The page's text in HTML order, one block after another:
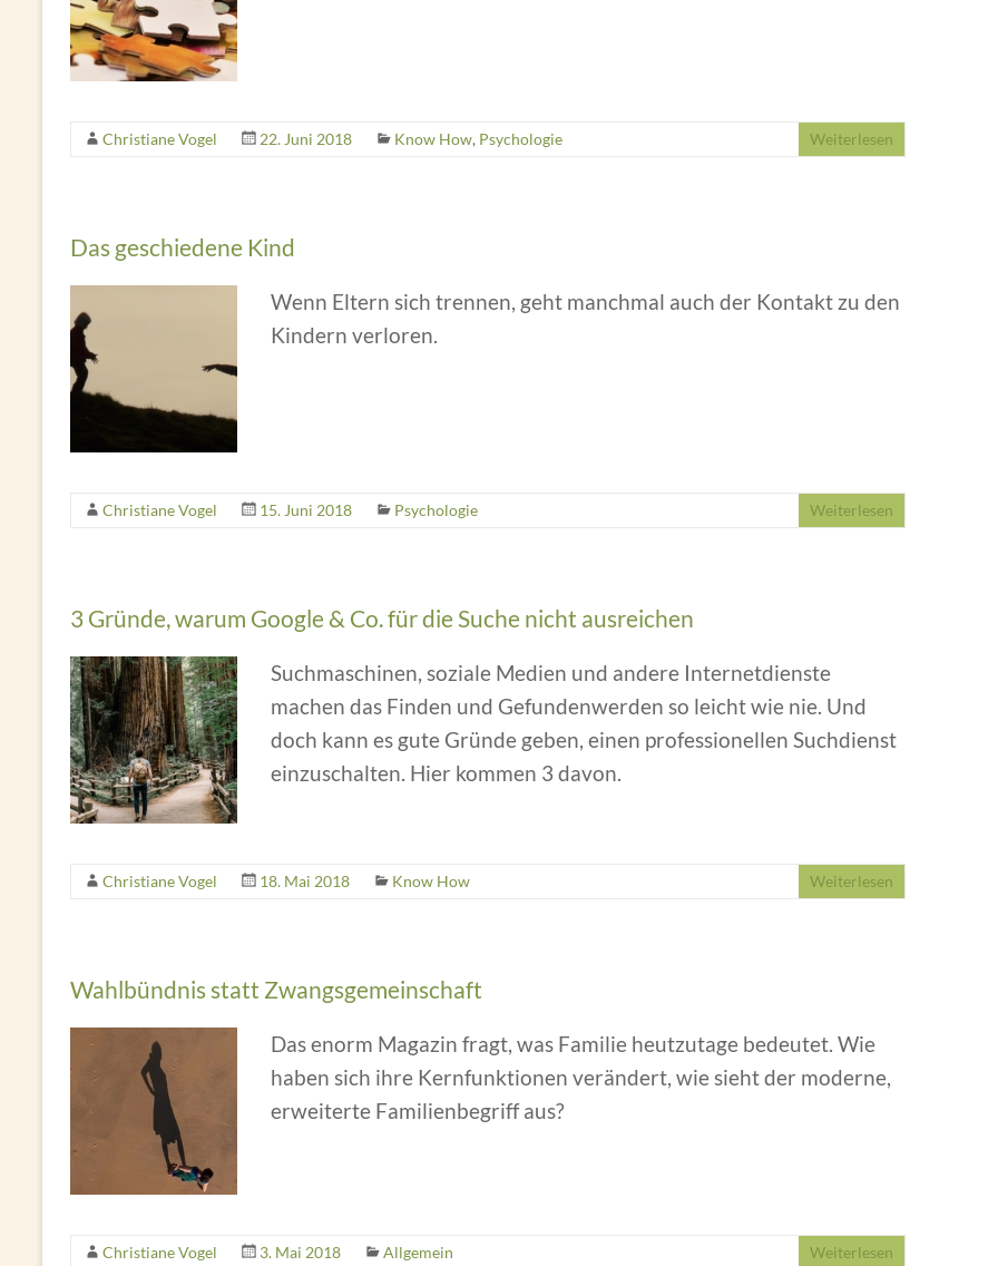
Christiane Vogel 22. Juni 2018 Know How, Psychologie Weiterlesen
Das geschiedene Kind
Wenn Eltern sich trennen, geht manchmal auch der Kontakt zu den
Kindern verloren.
Christiane Vogel 15. Juni 2018 Psychologie Weiterlesen
3 Gründe, warum Google & Co. für die Suche nicht ausreichen
Suchmaschinen, soziale Medien und andere Internetdienste
machen das Finden und Gefundenwerden so leicht wie nie. Und
doch kann es gute Gründe geben, einen professionellen Suchdienst
einzuschalten. Hier kommen 3 davon.
Christiane Vogel 18. Mai 2018 Know How Weiterlesen
Wahlbündnis statt Zwangsgemeinschaft
Das enorm Magazin fragt, was Familie heutzutage bedeutet. Wie
haben sich ihre Kernfunktionen verändert, wie sieht der moderne,
erweiterte Familienbegriff aus?
Christiane Vogel 3. Mai 2018 Allgemein Weiterlesen